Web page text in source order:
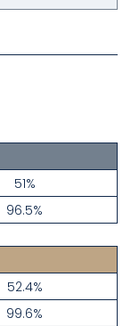
51%
96.5%
52.4%
99.6%